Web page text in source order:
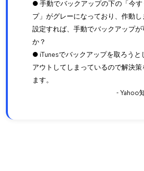
● 手動でバックアップの下の「今す
プ」がグレーになっており、作動
設定すれば、手動でバックアップが
か？
● iTunesでバックアップを取ろうと
アウトしてしまっているので解決策
ます。
- Yahoo